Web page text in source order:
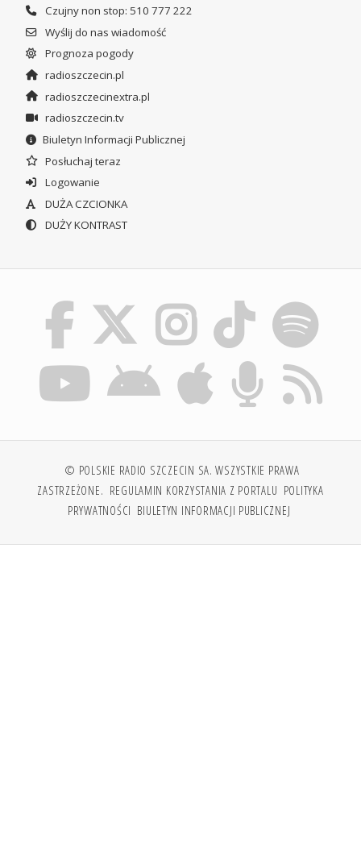
Czujny non stop: 510 777 222
Wyślij do nas wiadomość
Prognoza pogody
radioszczecin.pl
radioszczecinextra.pl
radioszczecin.tv
Biuletyn Informacji Publicznej
Posłuchaj teraz
Logowanie
DUŻA CZCIONKA
DUŻY KONTRAST
© POLSKIE RADIO SZCZECIN SA. WSZYSTKIE PRAWA
ZASTRZEŻONE. REGULAMIN KORZYSTANIA Z PORTALU POLITYKA
PRYWATNOŚCI BIULETYN INFORMACJI PUBLICZNEJ